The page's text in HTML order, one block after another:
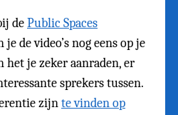
dePublic Spaces
je de video’s nog eens op je
het je zeker aanraden, er
sprekers tussen.
zijnte vinden op